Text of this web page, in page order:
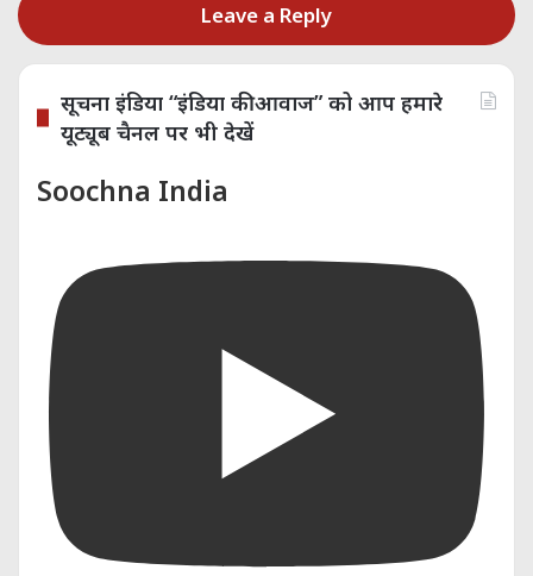
सावधानियां और वचाव || Soochna India
Soochna India
सूचना इंडिया न्यूज़ चैनल के
पूरी टीम काम कर रही हैं, सूचना
15 वर्षों का गहन अनुभव है।
और लेखन शैली ने उन्हें मीडिया
जगत में विशेष पहचान दिलाई है।
सूचना इंडिया ने विगत 15 वर्षों में
कई महत्वपूर्ण रिपोर्ट्स का नेतृत्व
किया है और पत्रकारिता में
विश्वसनीय आवाज बनाया है।
Leave a Reply
सूचना इंडिया “इंडिया की आवाज” को आप हमारे
यूट्यूब चैनल पर भी देखें
Soochna India